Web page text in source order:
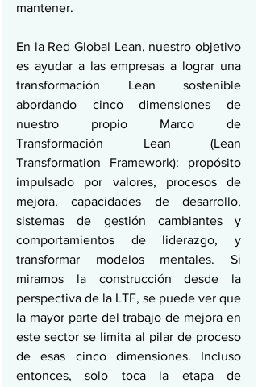
mantener.
En la Red Global Lean, nuestro objetivo
es ayudar a las empresas a lograr una
transformación Lean sostenible
abordando cinco dimensiones de
nuestro propio Marco de
Transformación Lean (Lean
Transformation Framework): propósito
impulsado por valores, procesos de
mejora, capacidades de desarrollo,
sistemas de gestión cambiantes y
comportamientos de liderazgo, y
transformar modelos mentales. Si
miramos la construcción desde la
perspectiva de la LTF, se puede ver que
la mayor parte del trabajo de mejora en
este sector se limita al pilar de proceso
de esas cinco dimensiones. Incluso
entonces, solo toca la etapa de